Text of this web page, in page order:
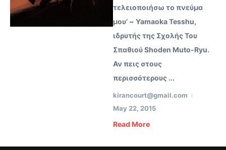
τελειοποιήσω το πνεύμα
μου’ ~ Yamaoka Tesshu,
ιδρυτής της Σχολής Του
Σπαθιού Shoden Muto-Ryu.
Αν πεις στους
περισσότερους ...
kirancourt@gmail.com
May 22, 2015
Read More